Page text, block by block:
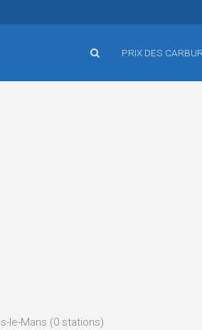
PRIX DES
le-Mans (0 stations)